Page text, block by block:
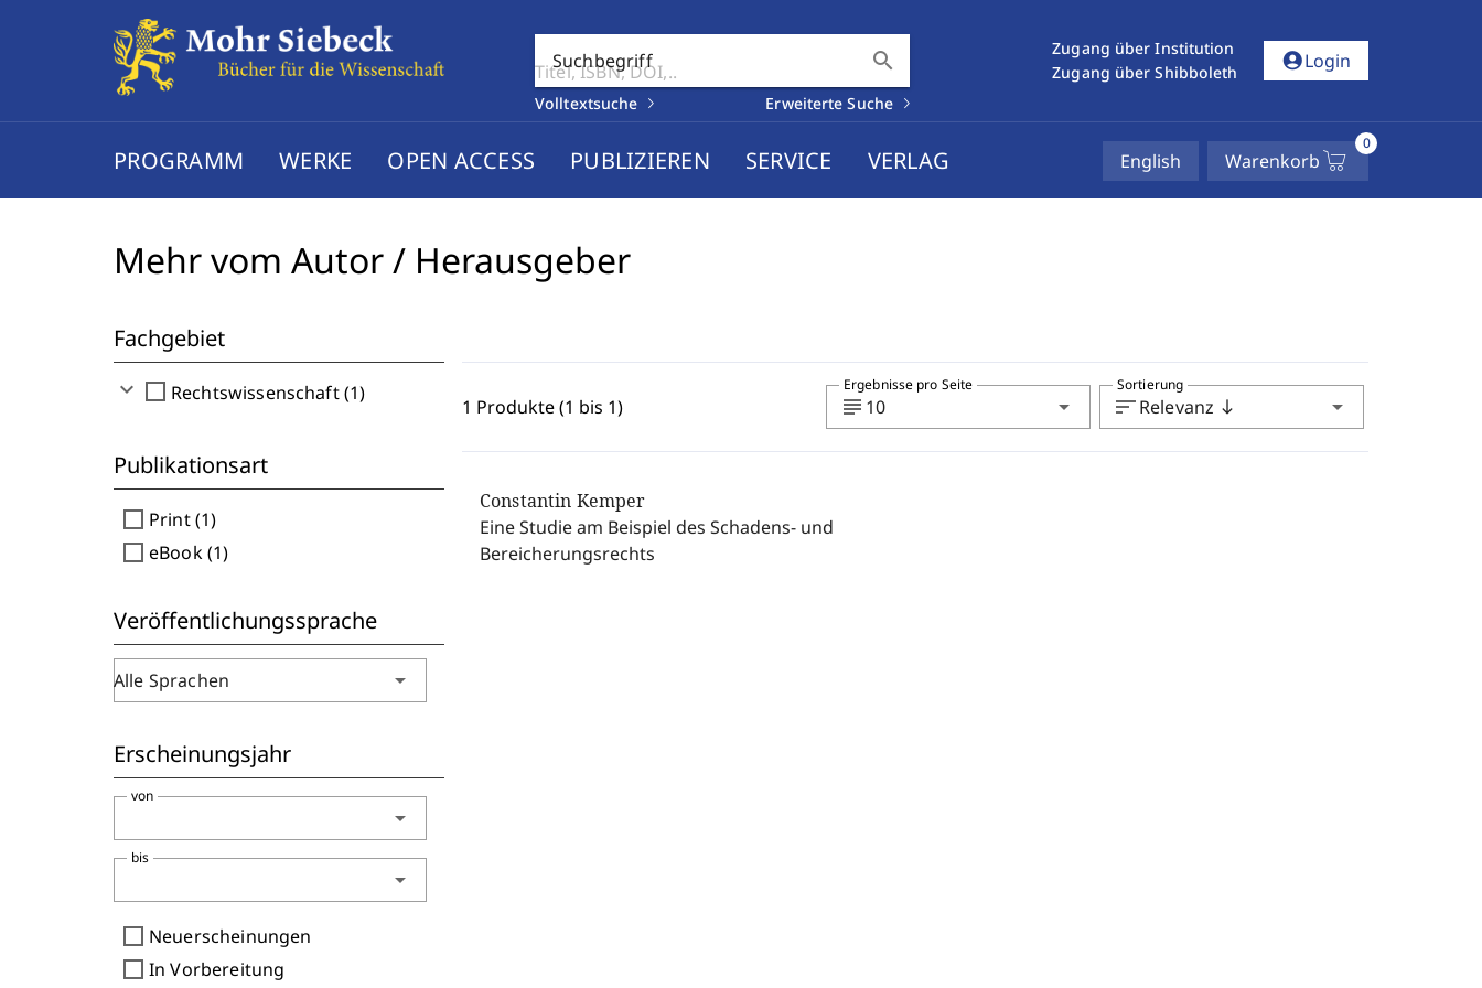
Suchbegriff search
Volltextsuche Erweiterte Suche
Zugang über Institution
Zugang über Shibboleth
account_circleLogin
PROGRAMM WERKE OPEN ACCESS PUBLIZIEREN SERVICE VERLAG English Warenkorb
0
Mehr vom Autor / Herausgeber
Fachgebiet
expand_more check_box_outline_blank Rechtswissenschaft (1)
Publikationsart
check_box_outline_blank Print (1)
check_box_outline_blank eBook (1)
Veröffentlichungssprache
Alle Sprachen arrow_drop_down
Erscheinungsjahr
arrow_drop_down
von
arrow_drop_down
bis
check_box_outline_blank Neuerscheinungen
check_box_outline_blank In Vorbereitung
1 Produkte (1 bis 1) subject 10 arrow_drop_down
Ergebnisse pro Seite
sortRelevanz south arrow_drop_down
Sortierung
Constantin Kemper
Eine Studie am Beispiel des Schadens- und
Bereicherungsrechts